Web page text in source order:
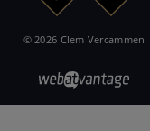
© 2026 Clem Vercammen